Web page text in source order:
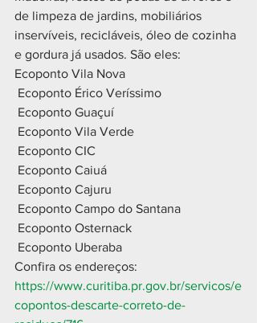
de limpeza de jardins, mobiliários
inservíveis, recicláveis, óleo de cozinha
e gordura já usados. São eles:
Ecoponto Vila Nova
Ecoponto Érico Veríssimo
Ecoponto Guaçuí
Ecoponto Vila Verde
Ecoponto CIC
Ecoponto Caiuá
Ecoponto Cajuru
Ecoponto Campo do Santana
Ecoponto Osternack
Ecoponto Uberaba
Confira os endereços:
https://www.curitiba.pr.gov.br/servicos/e
copontos-descarte-correto-de-